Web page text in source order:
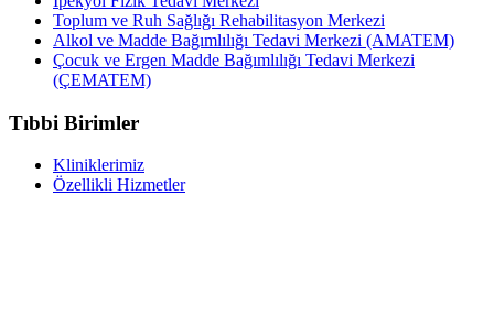
Toplum ve Ruh Sağlığı Rehabilitasyon Merkezi
Alkol ve Madde Bağımlılığı Tedavi Merkezi (AMATEM)
Çocuk ve Ergen Madde Bağımlılığı Tedavi Merkezi
(ÇEMATEM)
Tıbbi Birimler
Kliniklerimiz
Özellikli Hizmetler